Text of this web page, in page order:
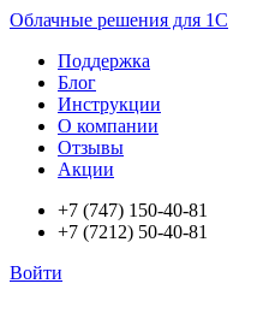
Облачные решения для 1С
Поддержка
Блог
Инструкции
О компании
Отзывы
Акции
+7 (747) 150-40-81
+7 (7212) 50-40-81
Войти